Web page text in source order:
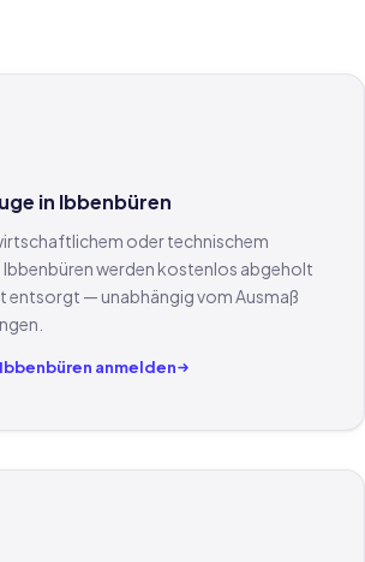
in Ibbenbüren
oder technischem
Ibbenbüren werden kostenlos abgeholt
entsorgt — unabhängig vom Ausmaß
anmelden